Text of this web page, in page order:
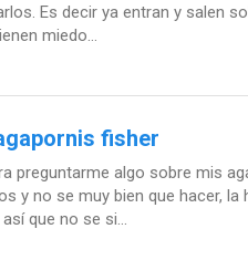
Es decir ya entran y salen
miedo...
fisher
preguntarme algo sobre mis
y no se muy bien que hacer, la
que no se si...